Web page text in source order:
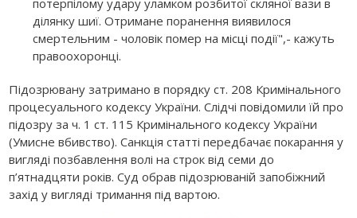
ділянку шиї. Отримане поранення виявилося
смертельним - чоловік помер на місці події",- кажуть
правоохоронці.
Підозрювану затримано в порядку ст. 208 Кримінального
процесуального кодексу України. Слідчі повідомили їй про
підозру за ч. 1 ст. 115 Кримінального кодексу України
(Умисне вбивство). Санкція статті передбачає покарання у
вигляді позбавлення волі на строк від семи до
п’ятнадцяти років. Суд обрав підозрюваній запобіжний
захід у вигляді тримання під вартою.